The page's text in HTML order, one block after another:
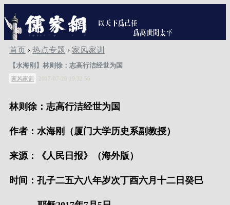
首页 › 热点专题 › 家风家训
【水海刚】林则徐：志高行洁经世为国
家风家训 2017-07-20 19:32:56
林则徐：志高行洁经世为国
作者：水海刚（厦门大学历史系副教授）
来源：《人民日报》（海外版）
时间：孔子二五六八年岁次丁酉六月十二日癸巳